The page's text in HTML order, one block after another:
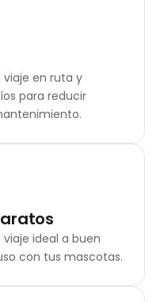
viaje en ruta y
para reducir
ideal a buen
con tus mascotas.